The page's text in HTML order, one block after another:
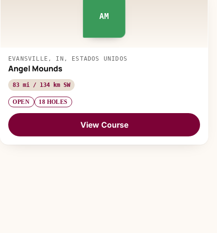
AM
EVANSVILLE, IN, ESTADOS UNIDOS
Angel Mounds
83 mi / 134 km SW
OPEN 18 HOLES
View Course